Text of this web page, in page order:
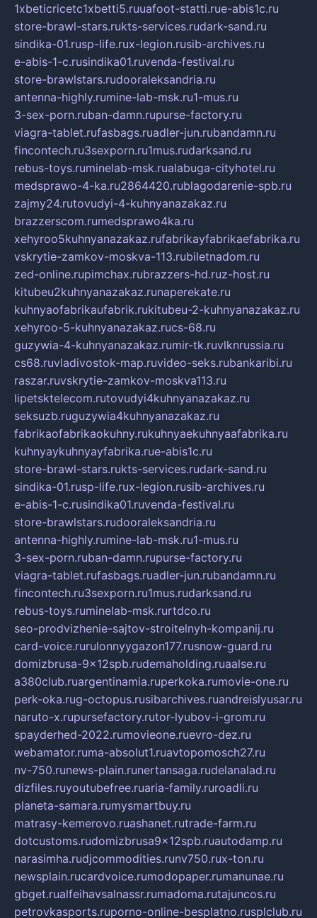
1xbeticricetc1xbetti5.ruuafoot-statti.rue-abis1c.ru
store-brawl-stars.rukts-services.rudark-sand.ru
sindika-01.rusp-life.rux-legion.rusib-archives.ru
e-abis-1-c.rusindika01.ruvenda-festival.ru
store-brawlstars.rudooraleksandria.ru
antenna-highly.rumine-lab-msk.ru1-mus.ru
3-sex-porn.ruban-damn.rupurse-factory.ru
viagra-tablet.rufasbags.ruadler-jun.rubandamn.ru
fincontech.ru3sexporn.ru1mus.rudarksand.ru
rebus-toys.ruminelab-msk.rualabuga-cityhotel.ru
medsprawo-4-ka.ru2864420.rublagodarenie-spb.ru
zajmy24.rutovudyi-4-kuhnyanazakaz.ru
brazzerscom.rumedsprawo4ka.ru
xehyroo5kuhnyanazakaz.rufabrikayfabrikaefabrika.ru
vskrytie-zamkov-moskva-113.rubiletnadom.ru
zed-online.rupimchax.rubrazzers-hd.ruz-host.ru
kitubeu2kuhnyanazakaz.runaperekate.ru
kuhnyaofabrikaufabrik.rukitubeu-2-kuhnyanazakaz.ru
xehyroo-5-kuhnyanazakaz.rucs-68.ru
guzywia-4-kuhnyanazakaz.rumir-tk.ruvlknrussia.ru
cs68.ruvladivostok-map.ruvideo-seks.rubankaribi.ru
raszar.ruvskrytie-zamkov-moskva113.ru
lipetsktelecom.rutovudyi4kuhnyanazakaz.ru
seksuzb.ruguzywia4kuhnyanazakaz.ru
fabrikaofabrikaokuhny.rukuhnyaekuhnyaafabrika.ru
kuhnyaykuhnyayfabrika.rue-abis1c.ru
store-brawl-stars.rukts-services.rudark-sand.ru
sindika-01.rusp-life.rux-legion.rusib-archives.ru
e-abis-1-c.rusindika01.ruvenda-festival.ru
store-brawlstars.rudooraleksandria.ru
antenna-highly.rumine-lab-msk.ru1-mus.ru
3-sex-porn.ruban-damn.rupurse-factory.ru
viagra-tablet.rufasbags.ruadler-jun.rubandamn.ru
fincontech.ru3sexporn.ru1mus.rudarksand.ru
rebus-toys.ruminelab-msk.rurtdco.ru
seo-prodvizhenie-sajtov-stroitelnyh-kompanij.ru
card-voice.rurulonnyygazon177.rusnow-guard.ru
domizbrusa-9x12spb.rudemaholding.ruaalse.ru
a380club.ruargentinamia.ruperkoka.rumovie-one.ru
perk-oka.rug-octopus.rusibarchives.ruandreislyusar.ru
naruto-x.rupursefactory.rutor-lyubov-i-grom.ru
spayderhed-2022.rumovieone.ruevro-dez.ru
webamator.ruma-absolut1.ruavtopomosch27.ru
nv-750.runews-plain.runertansaga.rudelanalad.ru
dizfiles.ruyoutubefree.ruaria-family.ruroadli.ru
planeta-samara.rumysmartbuy.ru
matrasy-kemerovo.ruashanet.rutrade-farm.ru
dotcustoms.rudomizbrusa9x12spb.ruautodamp.ru
narasimha.rudjcommodities.runv750.rux-ton.ru
newsplain.rucardvoice.rumodopaper.rumanunae.ru
gbget.rualfeihavsalnassr.rumadoma.rutajuncos.ru
petrovkasports.ruporno-online-besplatno.rusplclub.ru